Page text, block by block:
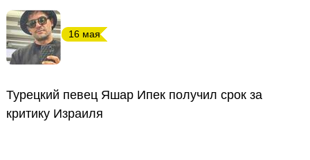
16 мая
Турецкий певец Яшар Ипек получил срок за
критику Израиля